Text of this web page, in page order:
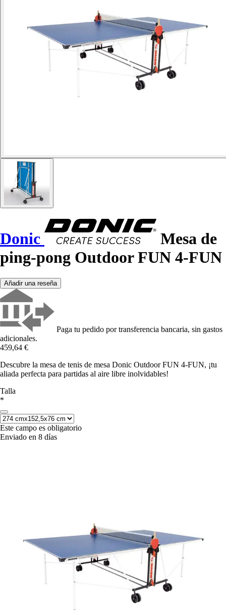
Donic
Mesa de
ping-pong Outdoor FUN 4-FUN
Añadir una reseña
Paga tu pedido por transferencia bancaria, sin gastos
adicionales.
459,64 €
Descubre la mesa de tenis de mesa Donic Outdoor FUN 4-FUN, ¡tu
aliada perfecta para partidas al aire libre inolvidables!
Talla
*
Este campo es obligatorio
Enviado en 8 días